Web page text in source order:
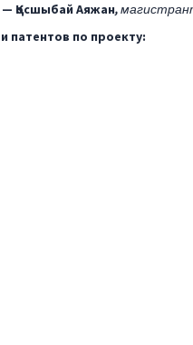
Қосшыбай Аяжан,
патентов по проекту: